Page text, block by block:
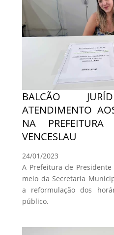
BALCÃO
ATENDIMENTO
NA PREFEITURA
VENCESLAU
24/01/2023
A Prefeitura de Presidente
meio da Secretaria
a reformulação dos
público.